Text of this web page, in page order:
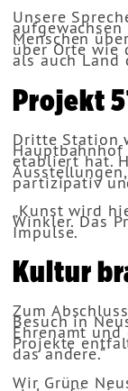
Unsere
Menschen
über Orte wie
als auch Land
Projekt
Dritte Station
etabliert hat.
partizipativ
„Kunst wird
Winkler. Das
Impulse.
Kultur
Zum
Besuch in
Ehrenamt
Projekte
das andere.“
Wir Grüne